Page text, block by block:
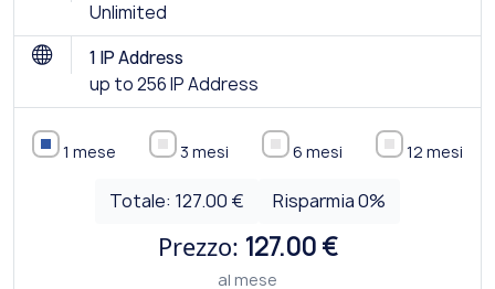
Unlimited
1 IP Address
up to 256 IP Address
1 mese 3 mesi 6 mesi 12 mesi
Totale: 127.00 € Risparmia0%
Prezzo: 127.00 €
al mese